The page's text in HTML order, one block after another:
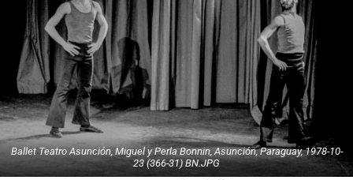
Ballet Teatro Asunción, Miguel y Perla Bonnin, Asunción, Paraguay, 1978-10-
23 (366-31) BN.JPG